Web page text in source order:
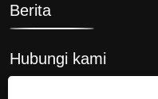
Berita
Hubungi kami